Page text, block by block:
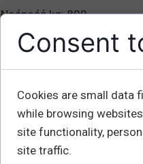
Nośność kg: 800
Pojemność L: 1000
Długość mm: 1200
Szerokość mm: 900
Wysokość mm: 1100
Waga kg: 149
Zawsze łatwe do
Consent
Cookies are small data
while browsing
site functionality,
site traffic.